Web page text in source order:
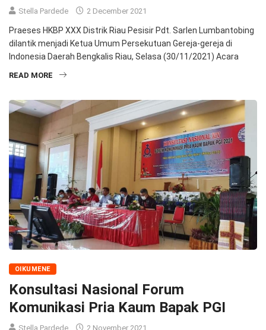
Stella Pardede 2 December 2021
Praeses HKBP XXX Distrik Riau Pesisir Pdt. Sarlen Lumbantobing
dilantik menjadi Ketua Umum Persekutuan Gereja-gereja di
Indonesia Daerah Bengkalis Riau, Selasa (30/11/2021) Acara
READ MORE
OIKUMENE
Konsultasi Nasional Forum
Komunikasi Pria Kaum Bapak PGI
Stella Pardede 2 November 2021